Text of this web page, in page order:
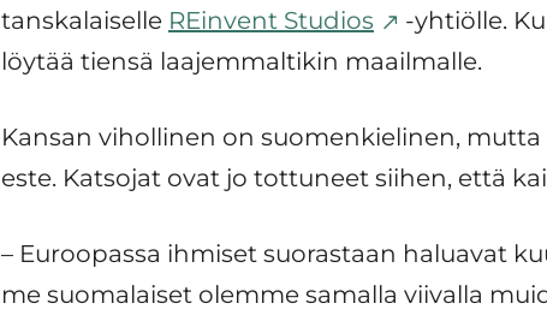
tanskalaiselle REinvent Studios
-yhtiölle.
löytää tiensä laajemmaltikin maailmalle.
Kansan vihollinen on suomenkielinen,
este. Katsojat ovat jo tottuneet siihen, että
– Euroopassa ihmiset suorastaan haluavat
me suomalaiset olemme samalla viivalla